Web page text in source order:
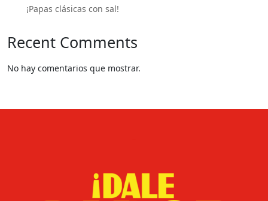
¡Papas clásicas con sal!
Recent Comments
No hay comentarios que mostrar.